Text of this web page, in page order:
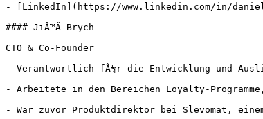
- [LinkedIn](https://www.linkedin.com/in/
#### JiÅ™Ã­ Brych
CTO & Co-Founder
- Verantwortlich fÃ¼r die Entwicklung und
- Arbeitete in den Bereichen Loyalty-
- War zuvor Produktdirektor bei Slevomat,